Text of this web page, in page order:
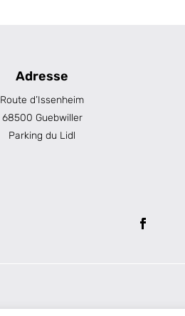
Adresse
Route d’Issenheim
68500 Guebwiller
Parking du Lidl